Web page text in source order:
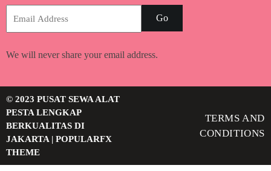
Go
We will never share your email address.
© 2023 PUSAT SEWA ALAT
PESTA LENGKAP
BERKUALITAS DI
JAKARTA | POPULARFX
THEME
TERMS AND
CONDITIONS